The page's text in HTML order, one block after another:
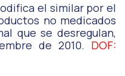
el similar por el
no medicados
que se desregulan,
de 2010. DOF: